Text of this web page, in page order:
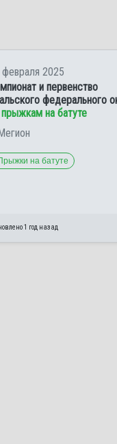
февраля 2025
и первенство
федерального
прыжкам на батуте
на батуте
1 год назад